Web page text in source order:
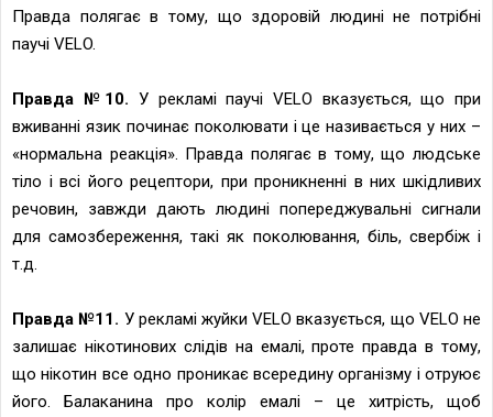
Правда полягає в тому, що здоровій людині не потрібні
паучі VELO.
Правда №10. У рекламі паучі VELO вказується, що при
вживанні язик починає поколювати і це називається у них –
«нормальна реакція». Правда полягає в тому, що людське
тіло і всі його рецептори, при проникненні в них шкідливих
речовин, завжди дають людині попереджувальні сигнали
для самозбереження, такі як поколювання, біль, свербіж і
т.д.
Правда №11. У рекламі жуйки VELO вказується, що VELO не
залишає нікотинових слідів на емалі, проте правда в тому,
що нікотин все одно проникає всередину організму і отруює
його. Балаканина про колір емалі – це хитрість, щоб